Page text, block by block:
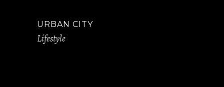
URBAN CITY
Lifestyle